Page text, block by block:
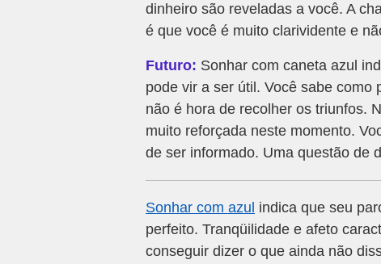
dinheiro são reveladas a você. A
é que você é muito clarividente e
Futuro: Sonhar com caneta azul
pode vir a ser útil. Você sabe
não é hora de recolher os triunfos.
muito reforçada neste momento.
de ser informado. Uma questão de
Sonhar com azul indica que seu
perfeito. Tranqüilidade e afeto
conseguir dizer o que ainda não